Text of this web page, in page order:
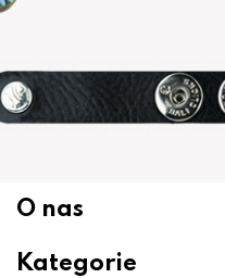
O nas
Kategorie